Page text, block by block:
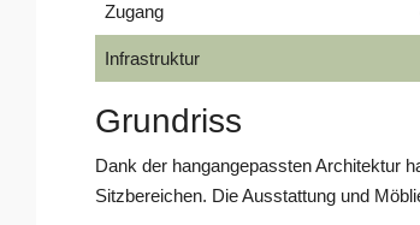
Zugang
Infrastruktur
Grundriss
Dank der hangangepassten Architektur
Sitzbereichen. Die Ausstattung und